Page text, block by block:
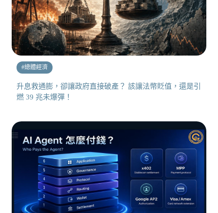
#總體經濟
升息救通膨，卻讓政府直接破產？ 該讓法幣貶值，還是引
燃 39 兆未爆彈！